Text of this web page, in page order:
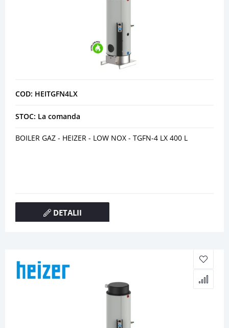
COD: HEITGFN4LX
STOC: La comanda
BOILER GAZ - HEIZER - LOW NOX - TGFN-4 LX 400 L
DETALII